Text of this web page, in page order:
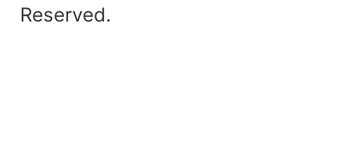
Reserved.